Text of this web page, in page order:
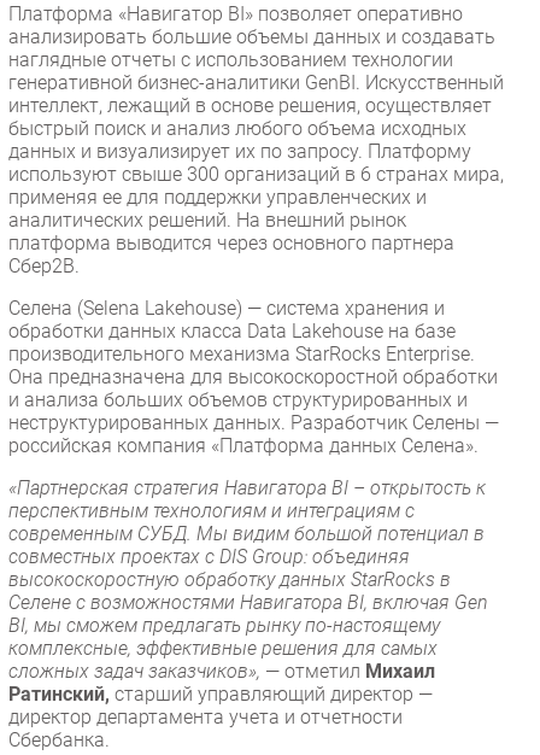
Каталог компаний
Платформа «Навигатор BI» позволяет оперативно
анализировать большие объемы данных и создавать
наглядные отчеты с использованием технологии
генеративной бизнес-аналитики GenBI. Искусственный
интеллект, лежащий в основе решения, осуществляет
быстрый поиск и анализ любого объема исходных
данных и визуализирует их по запросу. Платформу
используют свыше 300 организаций в 6 странах мира,
применяя ее для поддержки управленческих и
аналитических решений. На внешний рынок
платформа выводится через основного партнера
Сбер2B.
Селена (Selena Lakehouse) — система хранения и
обработки данных класса Data Lakehouse на базе
производительного механизма StarRocks Enterprise.
Она предназначена для высокоскоростной обработки
и анализа больших объемов структурированных и
неструктурированных данных. Разработчик Селены —
российская компания «Платформа данных Селена».
«Партнерская стратегия Навигатора BI – открытость к
перспективным технологиям и интеграциям с
современным СУБД. Мы видим большой потенциал в
совместных проектах с DIS Group: объединяя
высокоскоростную обработку данных StarRocks в
Селене с возможностями Навигатора BI, включая Gen
BI, мы сможем предлагать рынку по-настоящему
комплексные, эффективные решения для самых
сложных задач заказчиков», — отметил Михаил
Ратинский, старший управляющий директор —
директор департамента учета и отчетности
Сбербанка.